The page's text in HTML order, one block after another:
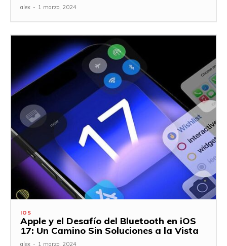
alex - 1 marzo, 2024
IOS
Apple y el Desafío del Bluetooth en iOS
17: Un Camino Sin Soluciones a la Vista
alex - 1 marzo, 2024